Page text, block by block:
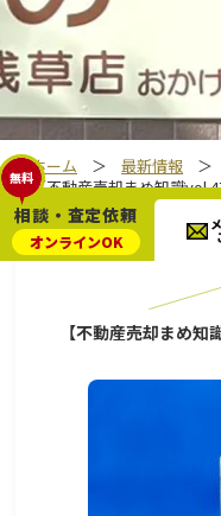
ホーム ＞ 最新情報 ＞
【不動産売却まめ知識
2022.08.13 不動産売却ブロ
【不動産売却まめ
無料
オンラインOK
相談・査定依頼